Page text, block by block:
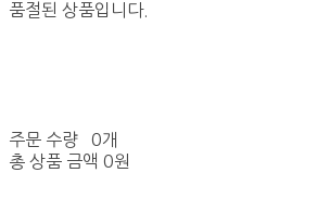
품절된 상품입니다.
주문 수량
0개
총 상품 금액 0원